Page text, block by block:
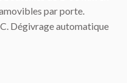
par porte.
Dégivrage automatique